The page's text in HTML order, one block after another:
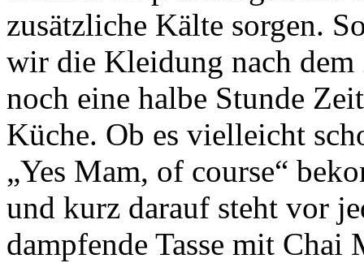
zusätzliche Kälte sorgen.
wir die Kleidung nach
noch eine halbe Stunde
Küche. Ob es vielleicht
„Yes Mam, of course“
und kurz darauf steht vor
dampfende Tasse mit Chai